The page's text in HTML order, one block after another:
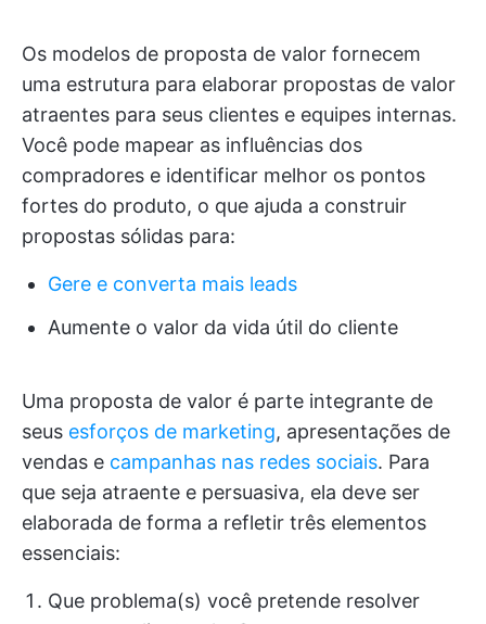
Os modelos de proposta de valor fornecem
uma estrutura para elaborar propostas de valor
atraentes para seus clientes e equipes internas.
Você pode mapear as influências dos
compradores e identificar melhor os pontos
fortes do produto, o que ajuda a construir
propostas sólidas para:
Gere e converta mais leads
Aumente o valor da vida útil do cliente
Uma proposta de valor é parte integrante de
seus esforços de marketing, apresentações de
vendas e campanhas nas redes sociais. Para
que seja atraente e persuasiva, ela deve ser
elaborada de forma a refletir três elementos
essenciais:
Que problema(s) você pretende resolver